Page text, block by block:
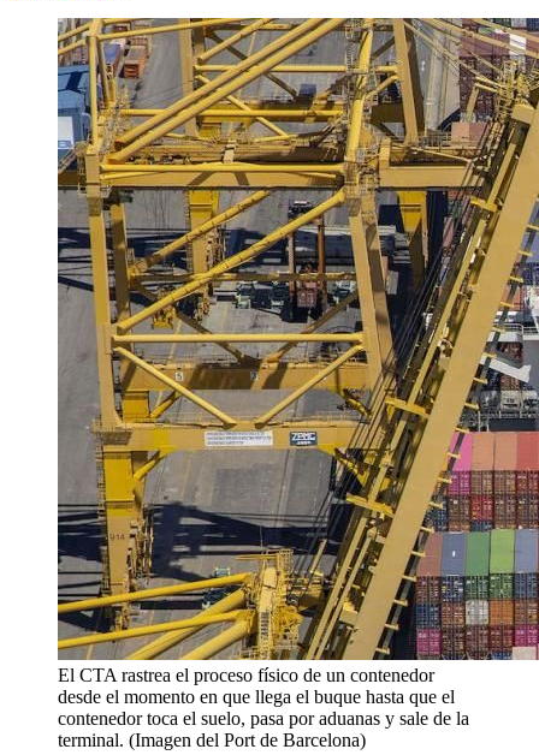
El CTA rastrea el proceso físico de un contenedor
desde el momento en que llega el buque hasta que el
contenedor toca el suelo, pasa por aduanas y sale de la
terminal. (Imagen del Port de Barcelona)